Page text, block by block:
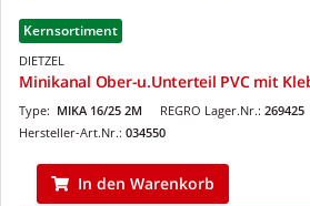
Kernsortiment
DIETZEL
Minikanal Ober-u.Unterteil PVC mit
REGRO Lager.Nr.: 269425
Type: MIKA 16/25 2M
Hersteller-Art.Nr.: 034550
In den Warenkorb